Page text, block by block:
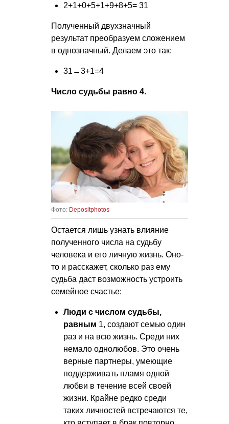
2+1+0+5+1+9+8+5= 31
Полученный двухзначный
результат преобразуем сложением
в однозначный. Делаем это так:
31→3+1=4
Число судьбы равно 4.
Фото: Depositphotos
Остается лишь узнать влияние
полученного числа на судьбу
человека и его личную жизнь. Оно-
то и расскажет, сколько раз ему
судьба даст возможность устроить
семейное счастье:
Люди с числом судьбы,
равным 1, создают семью один
раз и на всю жизнь. Среди них
немало однолюбов. Это очень
верные партнеры, умеющие
поддерживать пламя одной
любви в течение всей своей
жизни. Крайне редко среди
таких личностей встречаются те,